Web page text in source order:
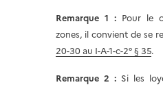
Remarque 1 :Pour le
zones, il convient de se
20-30 au I-A-1-c-2° § 35.
Remarque 2 : Si les